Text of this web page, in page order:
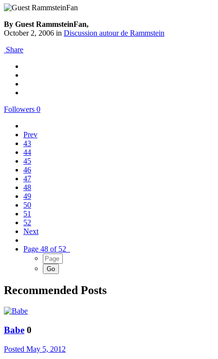
By Guest RammsteinFan,
October 2, 2006 in Discussion autour de Rammstein
Share
Followers 0
Prev
43
44
45
46
47
48
49
50
51
52
Next
Page 48 of 52
Recommended Posts
Babe 0
Posted May 5, 2012